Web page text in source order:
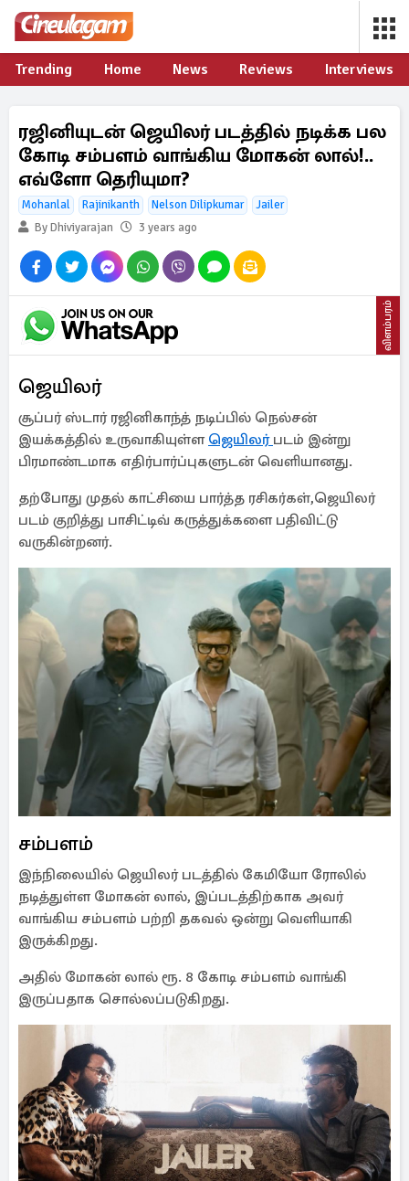
Trending Home News Reviews Interviews
ரஜினியுடன் ஜெயிலர் படத்தில் நடிக்க பல
கோடி சம்பளம் வாங்கிய மோகன் லால்!..
எவ்ளோ தெரியுமா?
Mohanlal Rajinikanth Nelson Dilipkumar
Jailer
By Dhiviyarajan
3 years ago
விளம்பரம்
ஜெயிலர்
சூப்பர் ஸ்டார் ரஜினிகாந்த் நடிப்பில் நெல்சன்
இயக்கத்தில் உருவாகியுள்ள ஜெயிலர் படம் இன்று
பிரமாண்டமாக எதிர்பார்ப்புகளுடன் வெளியானது.
தற்போது முதல் காட்சியை பார்த்த ரசிகர்கள்,ஜெயிலர்
படம் குறித்து பாசிட்டிவ் கருத்துக்களை பதிவிட்டு
வருகின்றனர்.
சம்பளம்
இந்நிலையில் ஜெயிலர் படத்தில் கேமியோ ரோலில்
நடித்துள்ள மோகன் லால், இப்படத்திற்காக அவர்
வாங்கிய சம்பளம் பற்றி தகவல் ஒன்று வெளியாகி
இருக்கிறது.
அதில் மோகன் லால் ரூ. 8 கோடி சம்பளம் வாங்கி
இருப்பதாக சொல்லப்படுகிறது.